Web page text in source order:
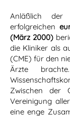
Anläßlich der
erfolgreichen
(März 2000)
die Kliniker als
(CME) für den
Ärzte
Zwischen der
Vereinigung
eine enge